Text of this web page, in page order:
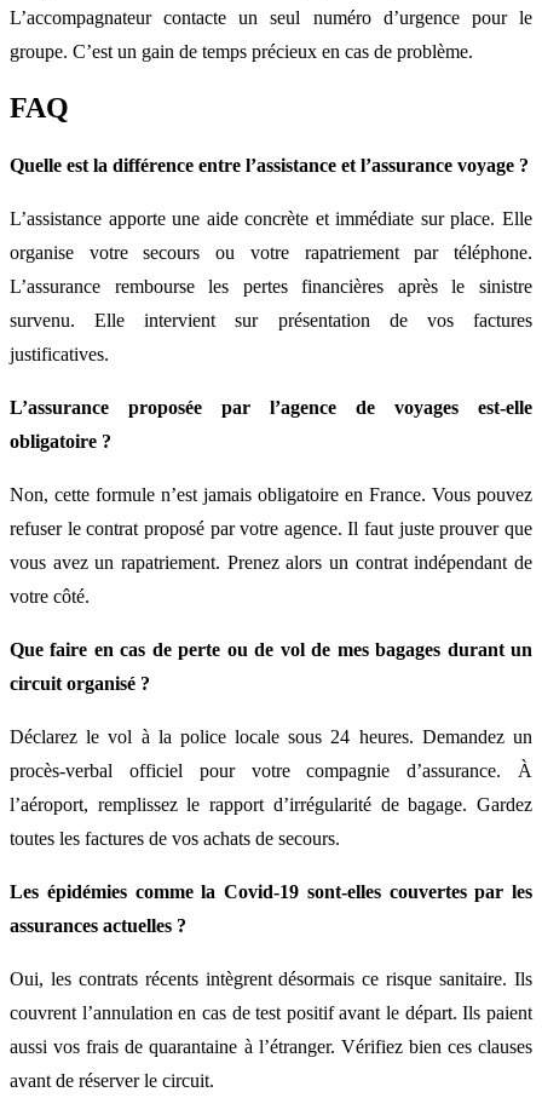
L’accompagnateur contacte un seul numéro d’urgence pour le
groupe. C’est un gain de temps précieux en cas de problème.
FAQ
Quelle est la différence entre l’assistance et l’assurance voyage ?
L’assistance apporte une aide concrète et immédiate sur place. Elle
organise votre secours ou votre rapatriement par téléphone.
L’assurance rembourse les pertes financières après le sinistre
survenu. Elle intervient sur présentation de vos factures
justificatives.
L’assurance proposée par l’agence de voyages est-elle
obligatoire ?
Non, cette formule n’est jamais obligatoire en France. Vous pouvez
refuser le contrat proposé par votre agence. Il faut juste prouver que
vous avez un rapatriement. Prenez alors un contrat indépendant de
votre côté.
Que faire en cas de perte ou de vol de mes bagages durant un
circuit organisé ?
Déclarez le vol à la police locale sous 24 heures. Demandez un
procès-verbal officiel pour votre compagnie d’assurance. À
l’aéroport, remplissez le rapport d’irrégularité de bagage. Gardez
toutes les factures de vos achats de secours.
Les épidémies comme la Covid-19 sont-elles couvertes par les
assurances actuelles ?
Oui, les contrats récents intègrent désormais ce risque sanitaire. Ils
couvrent l’annulation en cas de test positif avant le départ. Ils paient
aussi vos frais de quarantaine à l’étranger. Vérifiez bien ces clauses
avant de réserver le circuit.